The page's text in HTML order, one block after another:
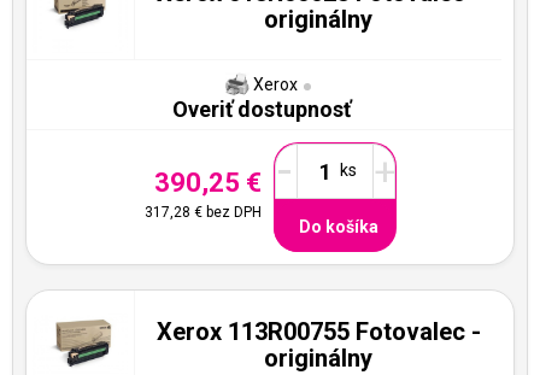
originálny
Xerox
Overiť dostupnosť
390,25 €
317,28 €bez DPH
- +
Do košíka
Xerox 113R00755 Fotovalec -
originálny